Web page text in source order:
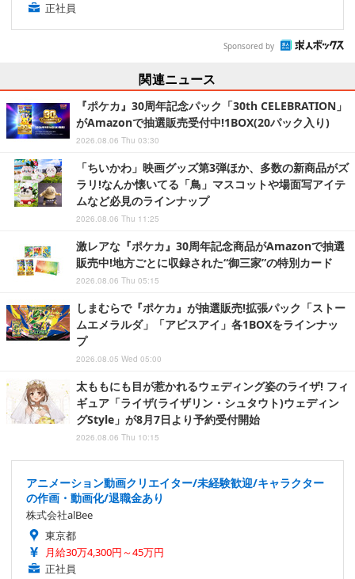
正社員
Sponsored by
関連ニュース
『ポケカ』30周年記念パック「30th CELEBRATION」
がAmazonで抽選販売受付中!1BOX(20パック入り)
2026.08.06 Thu 03:30
「ちいかわ」映画グッズ第3弾ほか、多数の新商品がズ
ラリ!なんか懐いてる「鳥」マスコットや場面写アイテ
ムなど必見のラインナップ
2026.08.06 Thu 11:25
激レアな『ポケカ』30周年記念商品がAmazonで抽選
販売中!地方ごとに収録された“御三家”の特別カード
2026.08.06 Thu 05:15
しまむらで『ポケカ』が抽選販売!拡張パック「ストー
ムエメラルダ」「アビスアイ」各1BOXをラインナッ
プ
2026.08.05 Wed 05:00
太ももにも目が惹かれるウェディング姿のライザ! フィ
ギュア「ライザ(ライザリン・シュタウト)ウェディン
グStyle」が8月7日より予約受付開始
2026.08.06 Thu 10:15
アニメーション動画クリエイター/未経験歓迎/キャラクター
の作画・動画化/退職金あり
株式会社alBee
東京都
月給30万4,300円～45万円
正社員